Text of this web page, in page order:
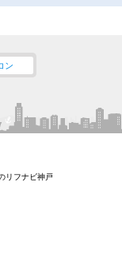
ッフのみ
スト
ン
リフナビ神戸